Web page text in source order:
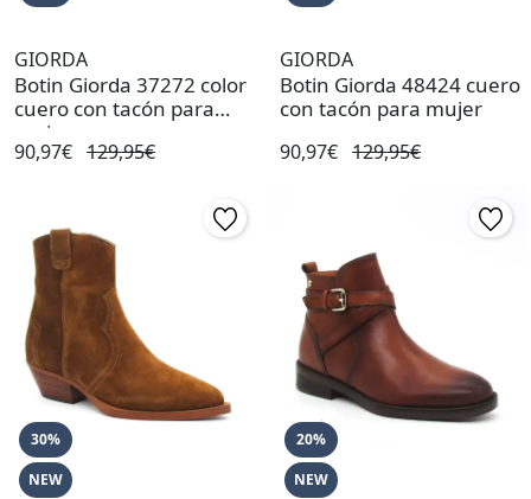
GIORDA
Botin Giorda 37272 color
cuero con tacón para
mujer
90,97€ 129,95€
GIORDA
Botin Giorda 48424 cuero
con tacón para mujer
90,97€ 129,95€
30%
NEW
20%
NEW